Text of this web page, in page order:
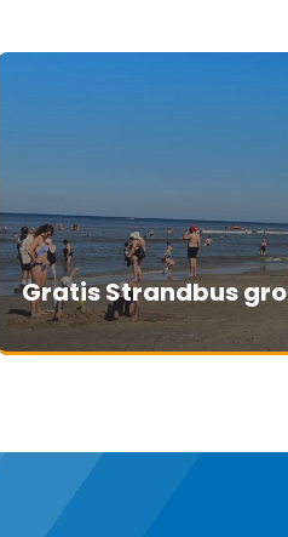
Gratis Strandbus